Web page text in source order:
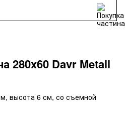
280x60 Davr Metall